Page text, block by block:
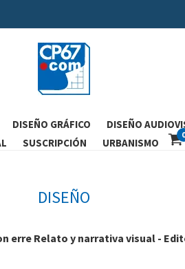
DISEÑO GRÁFICO DISEÑO
SUSCRIPCIÓN URBANISMO
0
DISEÑO
erre Relato y narrativa visual -